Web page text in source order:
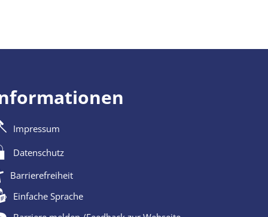
Impressum
Datenschutz
Barrierefreiheit
Einfache Sprache